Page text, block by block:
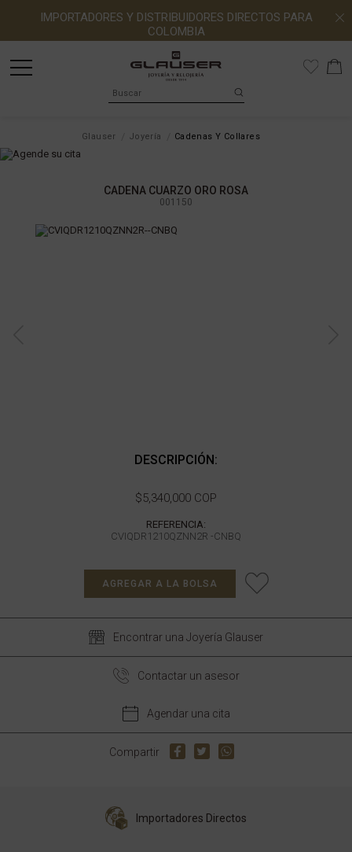
IMPORTADORES Y DISTRIBUIDORES DIRECTOS PARA
COLOMBIA
Glauser Joyería Cadenas Y Collares
CADENA CUARZO ORO ROSA
001150
DESCRIPCIÓN:
$5,340,000 COP
REFERENCIA:
CVIQDR1210QZNN2R -CNBQ
AGREGAR A LA BOLSA
Encontrar una Joyería Glauser
Contactar un asesor
Agendar una cita
Compartir
Importadores Directos